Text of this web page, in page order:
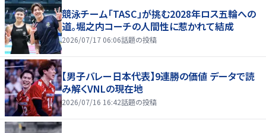
競泳チーム「TASC」が挑む2028年ロス五輪への
道。堀之内コーチの人間性に惹かれて結成
2026/07/17 06:06話題の投稿
【男子バレー日本代表】9連勝の価値 データで読
み解くVNLの現在地
2026/07/16 16:42話題の投稿